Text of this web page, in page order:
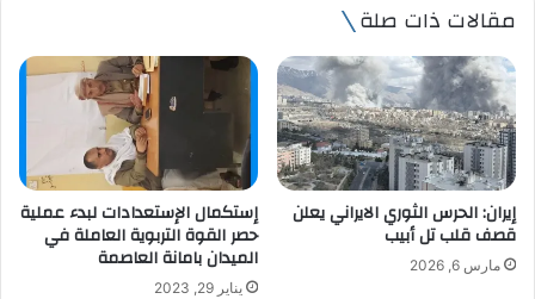
د
ا
إ
ل
ك
ر
و
ن
مقالات ذات صلة
إيران: الحرس الثوري الايراني يعلن
قصف قلب تل أبيب
مارس 6, 2026
إستكمال الإستعدادات لبدء عملية
حصر القوة التربوية العاملة في
الميدان بامانة العاصمة
يناير 29, 2023